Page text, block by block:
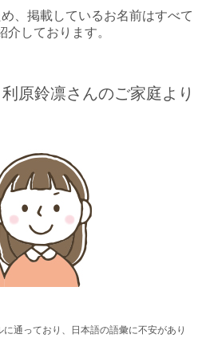
、掲載しているお名前はすべて
介しております。
利原鈴凛さんのご家庭より
通っており、日本語の語彙に不安があり